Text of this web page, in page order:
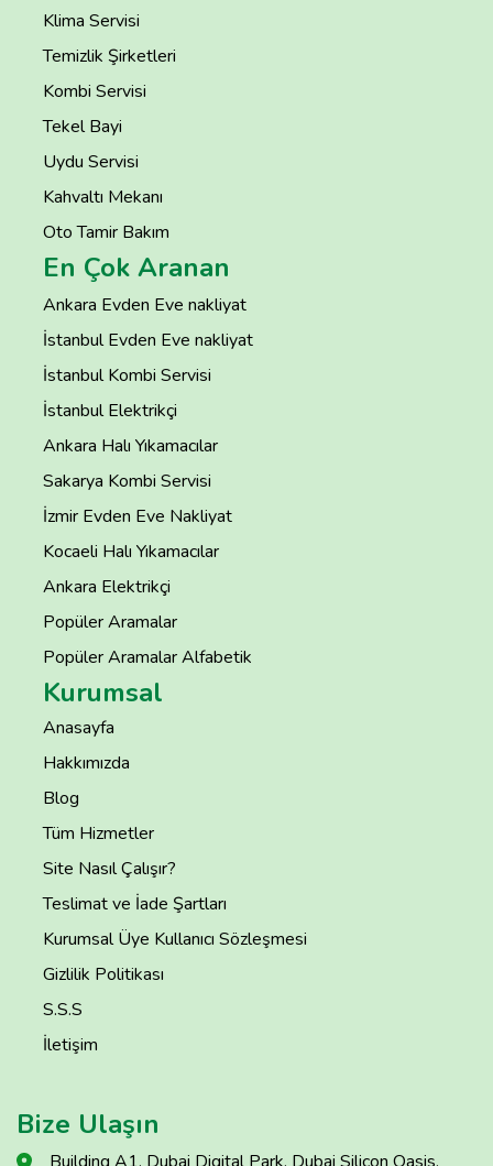
Klima Servisi
Temizlik Şirketleri
Kombi Servisi
Tekel Bayi
Uydu Servisi
Kahvaltı Mekanı
Oto Tamir Bakım
En Çok Aranan
Ankara Evden Eve nakliyat
İstanbul Evden Eve nakliyat
İstanbul Kombi Servisi
İstanbul Elektrikçi
Ankara Halı Yıkamacılar
Sakarya Kombi Servisi
İzmir Evden Eve Nakliyat
Kocaeli Halı Yıkamacılar
Ankara Elektrikçi
Popüler Aramalar
Popüler Aramalar Alfabetik
Kurumsal
Anasayfa
Hakkımızda
Blog
Tüm Hizmetler
Site Nasıl Çalışır?
Teslimat ve İade Şartları
Kurumsal Üye Kullanıcı Sözleşmesi
Gizlilik Politikası
S.S.S
İletişim
Bize Ulaşın